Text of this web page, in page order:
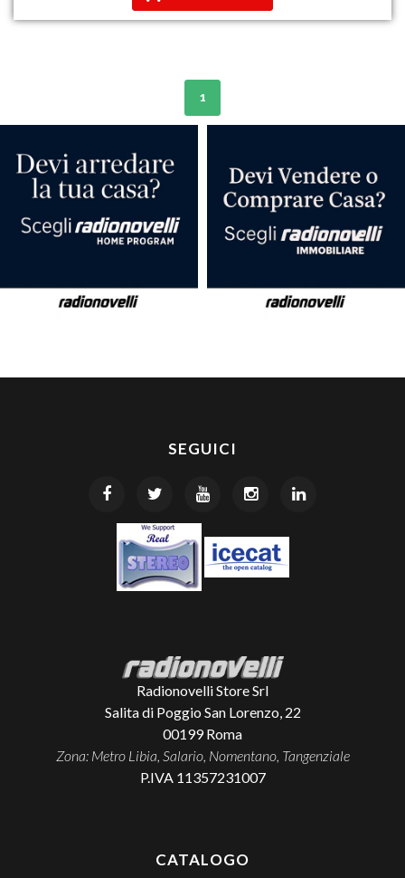
1
SEGUICI
Radionovelli Store Srl
Salita di Poggio San Lorenzo, 22
00199 Roma
Zona: Metro Libia, Salario, Nomentano, Tangenziale
P.IVA 11357231007
CATALOGO